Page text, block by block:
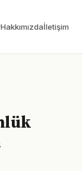
Hakkımızdaİletişim